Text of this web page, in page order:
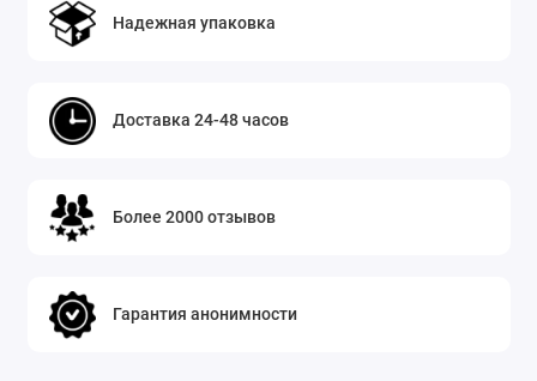
Надежная упаковка
Доставка 24-48 часов
Более 2000 отзывов
Гарантия анонимности